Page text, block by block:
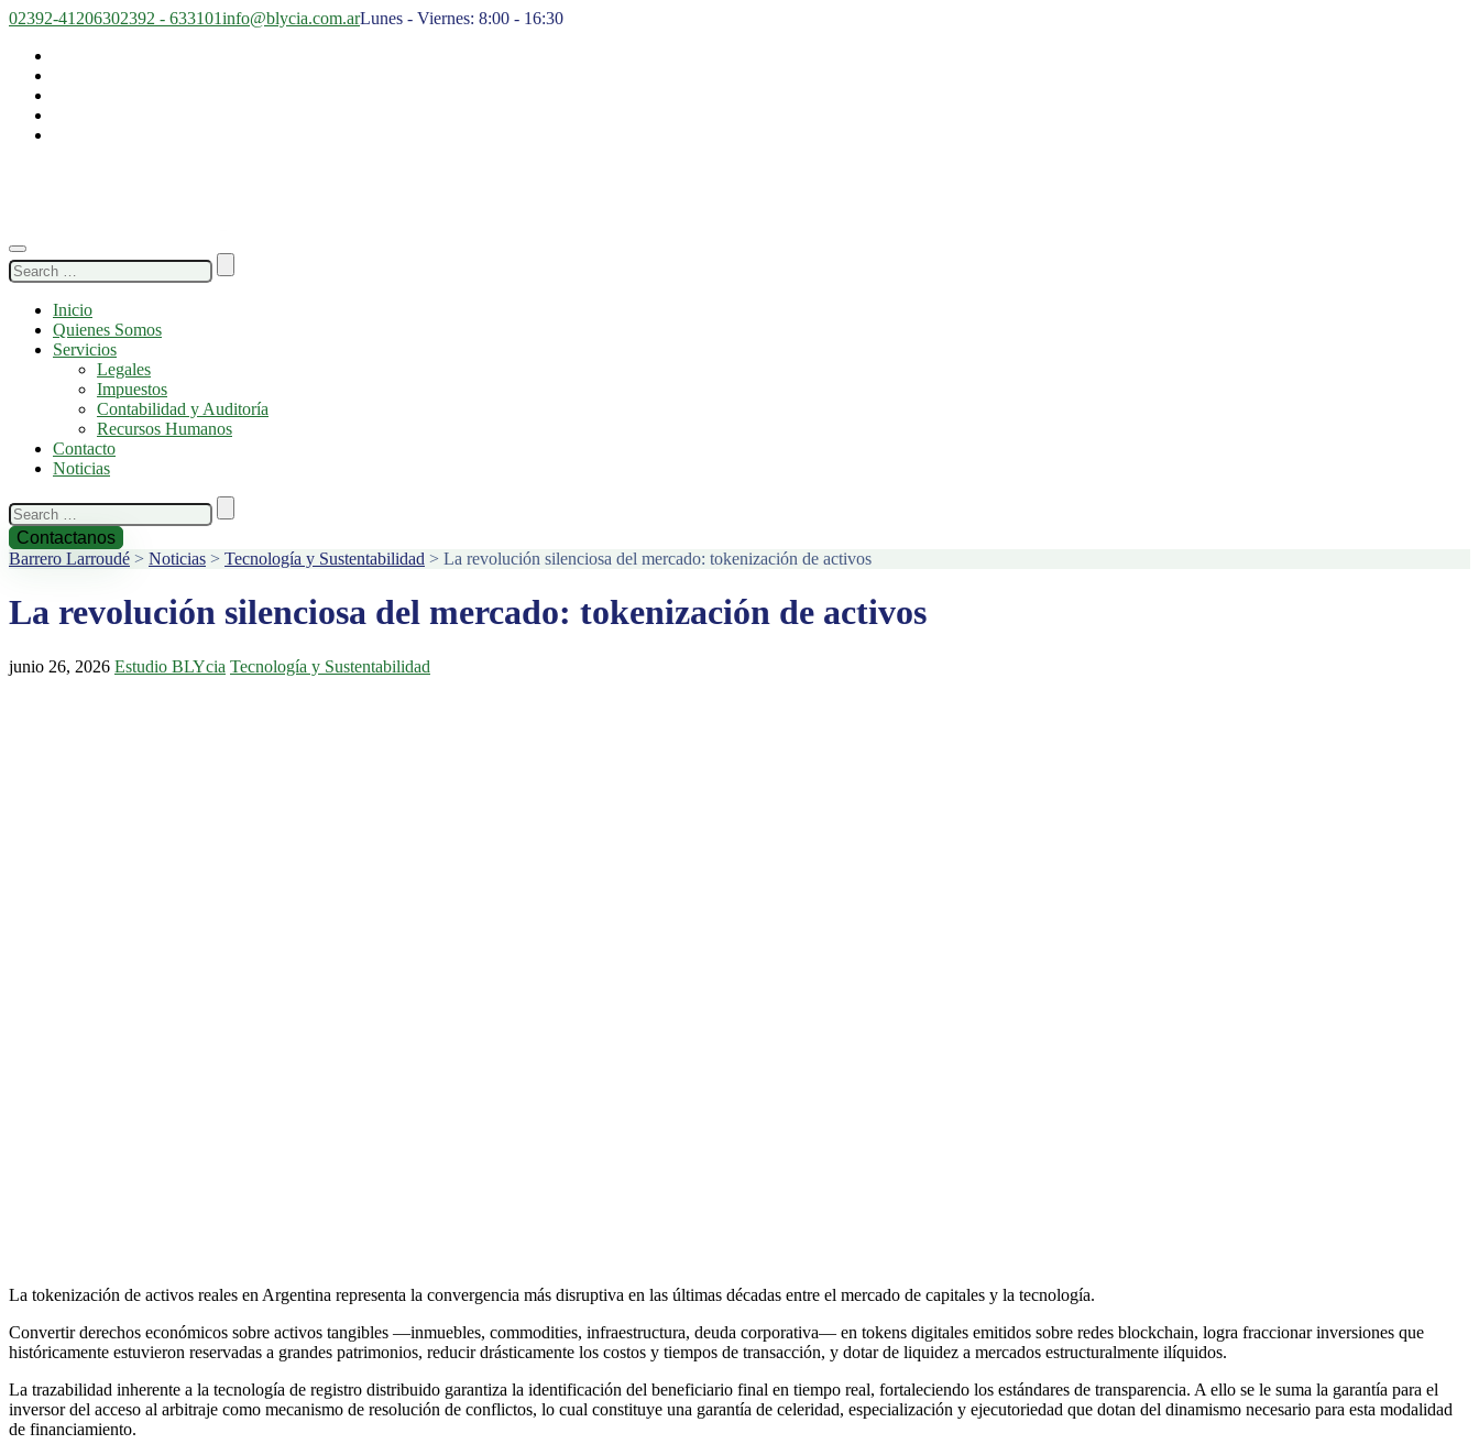
02392-41206302392 - 633101info@blycia.com.arLunes - Viernes: 8:00 - 16:30
Search
for:
Inicio
Quienes Somos
Servicios
Legales
Impuestos
Contabilidad y Auditoría
Recursos Humanos
Contacto
Noticias
Search
for:
Contactanos
Barrero Larroudé > Noticias > Tecnología y Sustentabilidad > La revolución silenciosa del mercado: tokenización de activos
La revolución silenciosa del mercado: tokenización de activos
junio 26, 2026 Estudio BLYcia Tecnología y Sustentabilidad
La tokenización de activos reales en Argentina representa la convergencia más disruptiva en las últimas décadas entre el mercado de capitales y la tecnología.
Convertir derechos económicos sobre activos tangibles —inmuebles, commodities, infraestructura, deuda corporativa— en tokens digitales emitidos sobre redes blockchain, logra fraccionar inversiones que
históricamente estuvieron reservadas a grandes patrimonios, reducir drásticamente los costos y tiempos de transacción, y dotar de liquidez a mercados estructuralmente ilíquidos.
La trazabilidad inherente a la tecnología de registro distribuido garantiza la identificación del beneficiario final en tiempo real, fortaleciendo los estándares de transparencia. A ello se le suma la garantía para el
inversor del acceso al arbitraje como mecanismo de resolución de conflictos, lo cual constituye una garantía de celeridad, especialización y ejecutoriedad que dotan del dinamismo necesario para esta modalidad
de financiamiento.